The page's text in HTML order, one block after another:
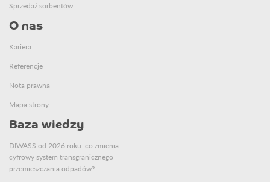
Sprzedaż sorbentów
O nas
Kariera
Referencje
Nota prawna
Mapa strony
Baza wiedzy
DIWASS od 2026 roku: co zmienia
cyfrowy system transgranicznego
przemieszczania odpadów?